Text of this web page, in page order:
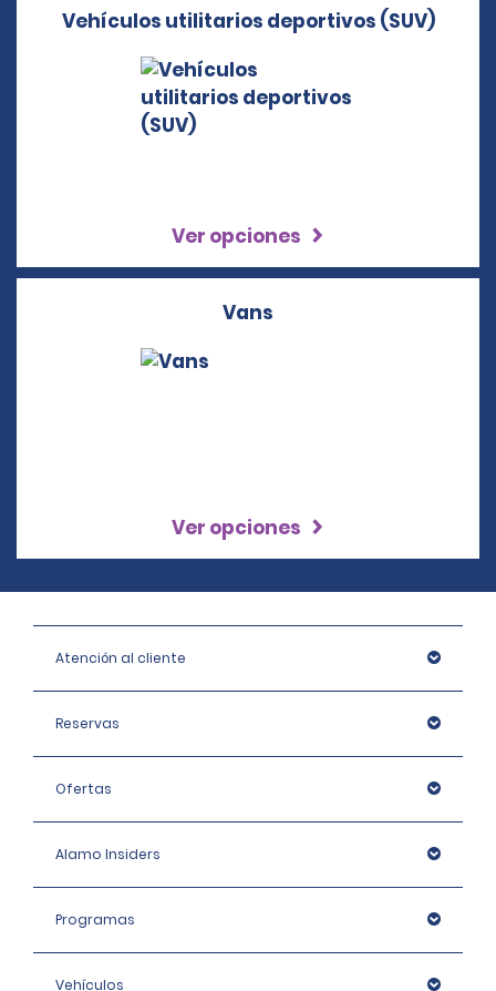
Vehículos utilitarios deportivos (SUV)
Ver opciones
Vans
Ver opciones
Atención al cliente
Reservas
Ofertas
Alamo Insiders
Programas
Vehículos